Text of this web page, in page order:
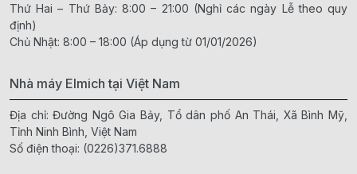
Thứ Hai – Thứ Bảy: 8:00 – 21:00 (Nghỉ các ngày Lễ theo quy
định)
Chủ Nhật: 8:00 – 18:00 (Áp dụng từ 01/01/2026)
Nhà máy Elmich tại Việt Nam
Địa chỉ: Đường Ngô Gia Bảy, Tổ dân phố An Thái, Xã Bình Mỹ,
Tỉnh Ninh Bình, Việt Nam
Số điện thoại: (0226)371.6888